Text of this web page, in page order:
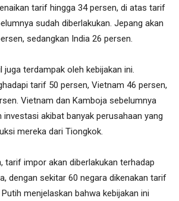
tarif hingga 34 persen, di atas tarif
sudah diberlakukan. Jepang akan
sedangkan India 26 persen.
terdampak oleh kebijakan ini.
tarif 50 persen, Vietnam 46 persen,
Vietnam dan Kamboja sebelumnya
investasi akibat banyak perusahaan yang
mereka dari Tiongkok.
tarif impor akan diberlakukan terhadap
dengan sekitar 60 negara dikenakan tarif
menjelaskan bahwa kebijakan ini